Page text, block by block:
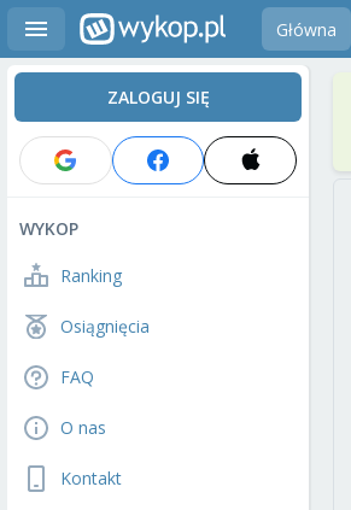
Główna
ZALOGUJ SIĘ
WYKOP
Ranking
Osiągnięcia
FAQ
O nas
Kontakt